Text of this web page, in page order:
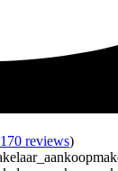
170 reviews)